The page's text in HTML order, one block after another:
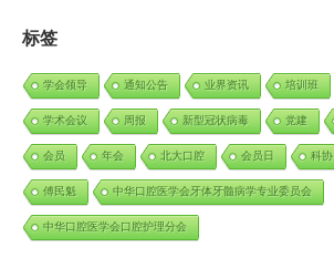
标签
学会领导 通知公告 业界资讯 培训班
学术会议 周报 新型冠状病毒 党建
会员 年会 北大口腔 会员日 科协
傅民魁 中华口腔医学会牙体牙髓病学专业委员会
中华口腔医学会口腔护理分会